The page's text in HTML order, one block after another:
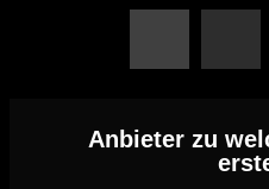
Anbieter zu